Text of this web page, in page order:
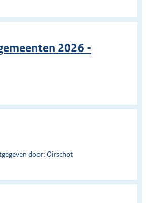
2026 -
door: Oirschot